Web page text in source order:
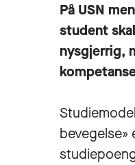
På USN
student
nysgjerrig,
bevegelse»